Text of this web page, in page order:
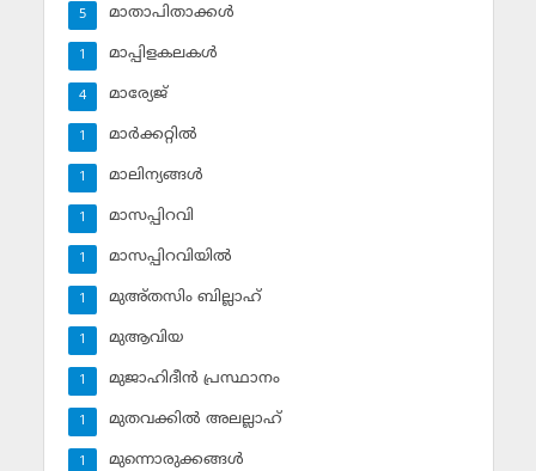
മാതാപിതാക്കള്‍
5
മാപ്പിളകലകള്‍
1
മാര്യേജ്
4
മാര്‍ക്കറ്റില്‍
1
മാലിന്യങ്ങള്‍
1
മാസപ്പിറവി
1
മാസപ്പിറവിയില്‍
1
മുഅ്തസിം ബില്ലാഹ്
1
മുആവിയ
1
മുജാഹിദീന്‍ പ്രസ്ഥാനം
1
മുതവക്കില്‍ അലല്ലാഹ്
1
മുന്നൊരുക്കങ്ങള്‍
1